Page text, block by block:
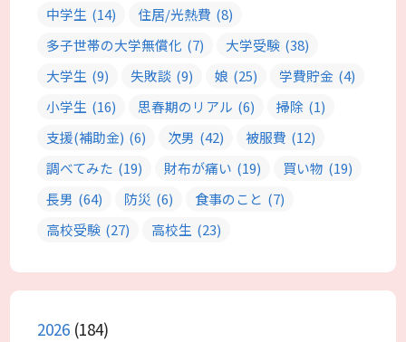
中学生 (14) 住居/光熱費 (8)
多子世帯の大学無償化 (7) 大学受験 (38)
大学生 (9) 失敗談 (9) 娘 (25) 学費貯金 (4)
小学生 (16) 思春期のリアル (6) 掃除 (1)
支援(補助金) (6) 次男 (42) 被服費 (12)
調べてみた (19) 財布が痛い (19) 買い物 (19)
長男 (64) 防災 (6) 食事のこと (7)
高校受験 (27) 高校生 (23)
2026 (184)